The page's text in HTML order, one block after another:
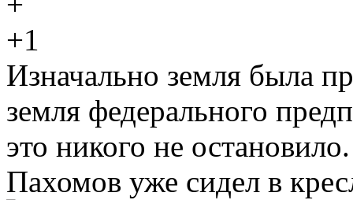
+1
Изначально земля была
земля федерального
это никого не
Пахомов уже сидел в